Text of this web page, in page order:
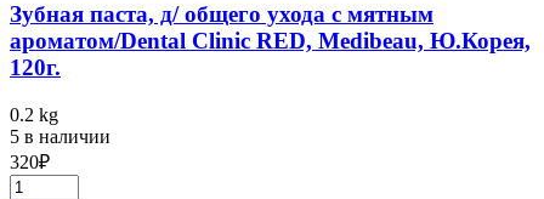
Зубная паста, д/ общего ухода с мятным
ароматом/Dental Clinic RED, Medibeau, Ю.Корея,
120г.
0.2 kg
5 в наличии
320₽